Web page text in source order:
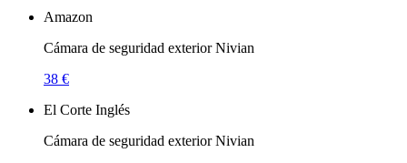
Amazon
Cámara de seguridad exterior Nivian
38 €
El Corte Inglés
Cámara de seguridad exterior Nivian